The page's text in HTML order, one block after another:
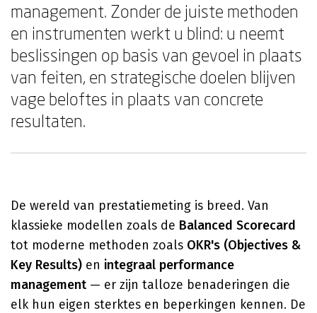
management. Zonder de juiste methoden
en instrumenten werkt u blind: u neemt
beslissingen op basis van gevoel in plaats
van feiten, en strategische doelen blijven
vage beloftes in plaats van concrete
resultaten.
De wereld van prestatiemeting is breed. Van
klassieke modellen zoals de Balanced Scorecard
tot moderne methoden zoals OKR's (Objectives &
Key Results) en integraal performance
management — er zijn talloze benaderingen die
elk hun eigen sterktes en beperkingen kennen. De